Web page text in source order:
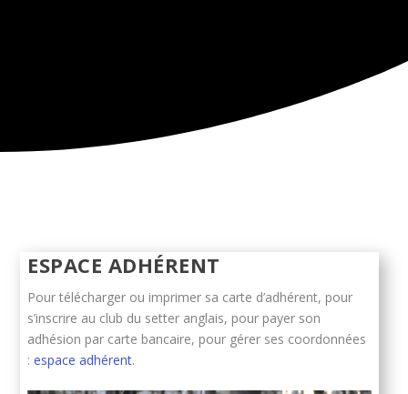
ESPACE ADHÉRENT
Pour télécharger ou imprimer sa carte d’adhérent, pour
s’inscrire au club du setter anglais, pour payer son
adhésion par carte bancaire, pour gérer ses coordonnées
:espace adhérent.